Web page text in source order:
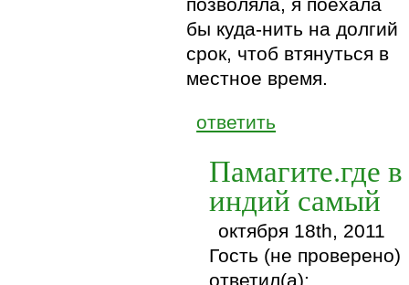
позволяла, я поехала
бы куда-нить на долгий
срок, чтоб втянуться в
местное время.
ответить
Памагите.где в
индий самый
октября 18th, 2011
Гость (не проверено)
ответил(а):